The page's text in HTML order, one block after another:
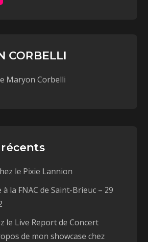
CORBELLI
Maryon Corbelli
le Pixie Lannion
à la FNAC de Saint-Brieuc – 29
le Live Report de Concert
de mon showcase chez